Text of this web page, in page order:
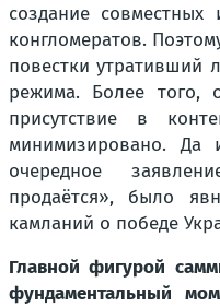
создание совместных
конгломератов.
повестки утративший
режима. Более того,
присутствие в
минимизировано.
очередное
продаётся», было
камланий о победе
Главной фигурой
фундаментальный